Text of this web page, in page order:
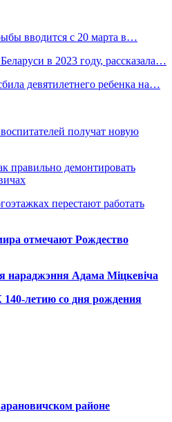
вводится с 20 марта в…
в 2023 году, рассказала…
девятилетнего ребенка на…
получат новую
правильно демонтировать
перестают работать
отмечают Рождество
нараджэння Адама Міцкевіча
140-летию со дня рождения
районе